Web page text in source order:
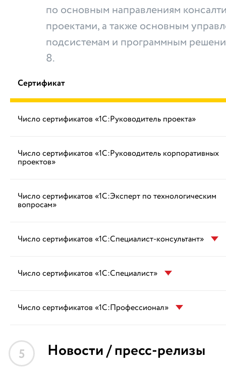
по основным направлениям
проектами, а также основным
подсистемам и программным
8.
Сертификат
Число сертификатов «1С:Руководитель проекта»
Число сертификатов «1С:Руководитель корпоративных
проектов»
Число сертификатов «1С:Эксперт по технологическим
вопросам»
Число сертификатов «1С:Специалист-консультант»
Число сертификатов «1С:Специалист»
Число сертификатов «1С:Профессионал»
5 Новости / пресс-релизы